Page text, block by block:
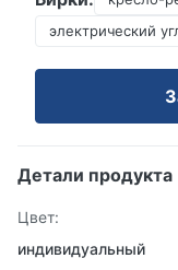
электрический
Детали продукта
Цвет:
индивидуальный